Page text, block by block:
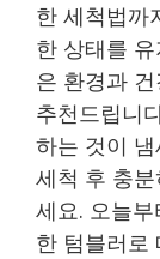
한 세척법까
한 상태를
은 환경과
추천드립니
하는 것이
세척 후 충
세요. 오늘
한 텀블러로